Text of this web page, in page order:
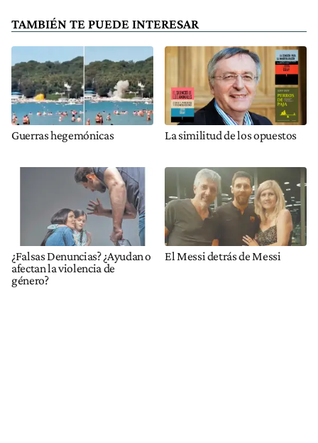
TAMBIÉN TE PUEDE INTERESAR
Guerras hegemónicas La similitud de los opuestos
¿Falsas Denuncias? ¿Ayudan o
afectan la violencia de
género?
El Messi detrás de Messi